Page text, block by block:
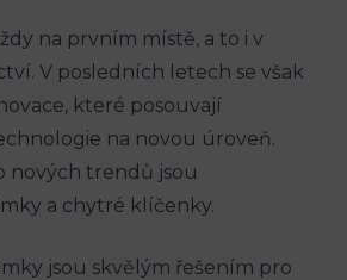
na prvním místě, a to i v
V posledních letech se však
které posouvají
na novou úroveň.
nových trendů jsou
a chytré klíčenky.
jsou skvělým řešením pro